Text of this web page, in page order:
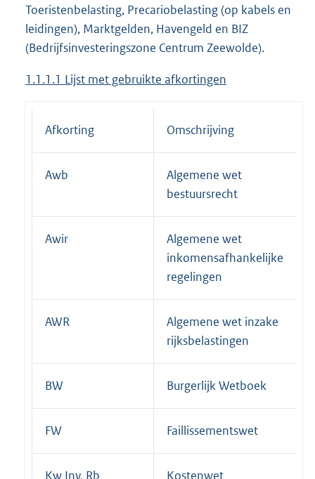
Toeristenbelasting, Precariobelasting (op kabels en
leidingen), Marktgelden, Havengeld en BIZ
(Bedrijfsinvesteringszone Centrum Zeewolde).
1.1.1.1 Lijst met gebruikte afkortingen
Afkorting Omschrijving
Awb
Algemene wet
bestuursrecht
Awir
Algemene wet
inkomensafhankelijke
regelingen
AWR
Algemene wet inzake
rijksbelastingen
BW Burgerlijk Wetboek
FW Faillissementswet
Kw Inv. Rb Kostenwet